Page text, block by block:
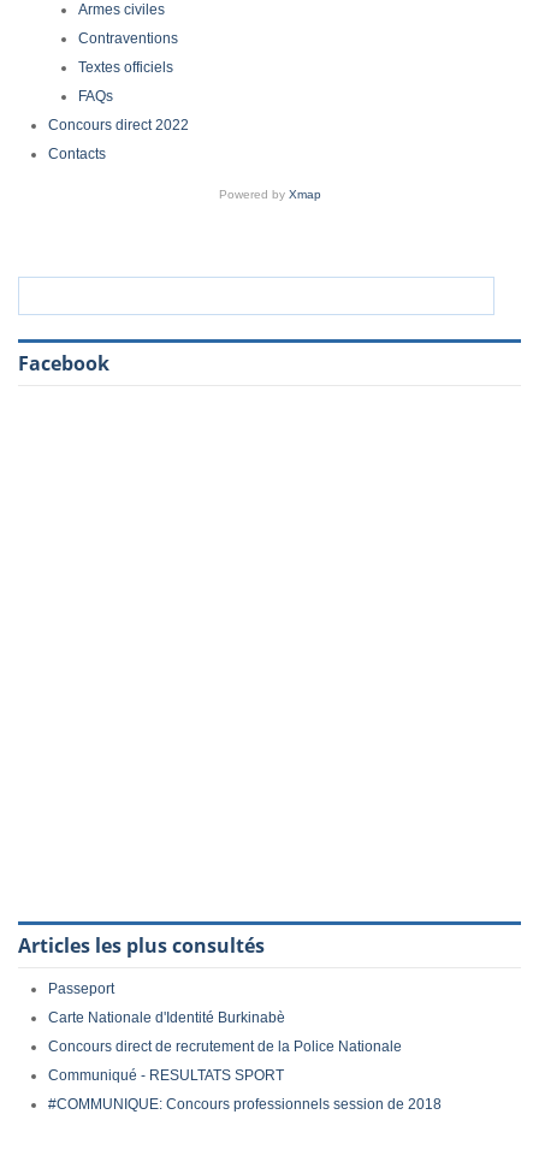
Armes civiles
Contraventions
Textes officiels
FAQs
Concours direct 2022
Contacts
Powered by Xmap
Facebook
Articles les plus consultés
Passeport
Carte Nationale d'Identité Burkinabè
Concours direct de recrutement de la Police Nationale
Communiqué - RESULTATS SPORT
#COMMUNIQUE: Concours professionnels session de 2018